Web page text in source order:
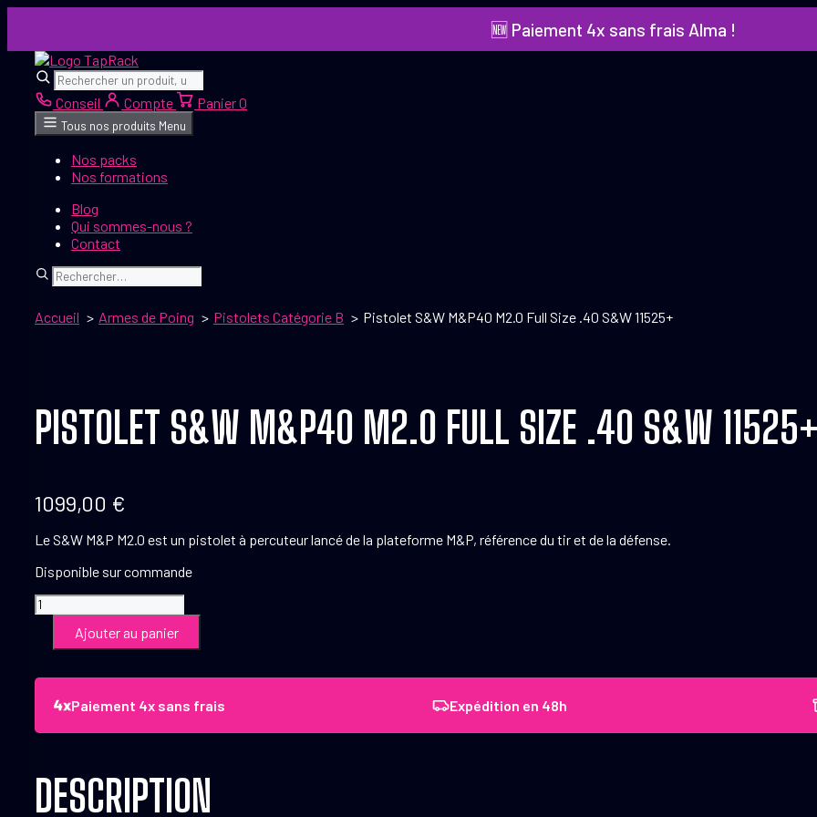
contenu
🆕 Paiement 4x sans frais Alma !
Rechercher Rechercher
Conseil Compte Panier0
Tous nos produits Menu
Nos packs
Nos formations
Blog
Qui sommes-nous ?
Contact
Rechercher
Accueil Armes de Poing Pistolets Catégorie B Pistolet S&W M&P40 M2.0 Full Size .40 S&W 11525+
PISTOLET S&W M&P40 M2.0 FULL SIZE .40 S&W 11525+
1099,00 €
Le S&W M&P M2.0 est un pistolet à percuteur lancé de la plateforme M&P, référence du tir et de la défense.
Disponible sur commande
quantité
de
Pistolet
S&W
Full
11525+
Ajouter au panier
Paiement 4x sans frais Expédition en 48h
DESCRIPTION